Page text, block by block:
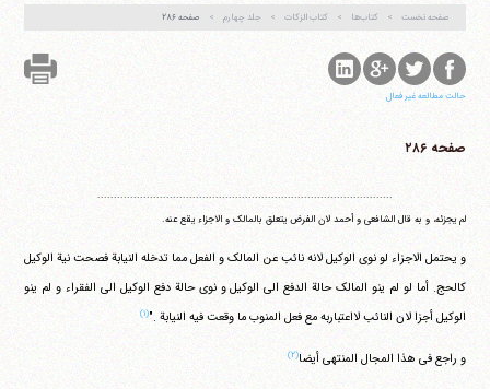
صفحه نخست
کتاب‌ها کتاب الزکات جلد چهارم صفحه ۲۸۶
حالت مطالعه غیر فعال
صفحه ۲۸۶
..........................................................................................
لم یجزئه، و به قال الشافعی و أحمد لان الفرض یتعلق بالمالک و الاجزاء یقع عنه.
و یحتمل الاجزاء لو نوی الوکیل لانه نائب عن المالک و الفعل مما تدخله النیابة فصحت نیة الوکیل
کالحج. أما لو لم ینو المالک حالة الدفع الی الوکیل و نوی حالة دفع الوکیل الی الفقراء و لم ینو
الوکیل أجزا لان النائب لااعتباربه مع فعل المنوب ما وقعت فیه النیابة ."(۱)
و راجع فی هذا المجال المنتهی أیضا(۲)